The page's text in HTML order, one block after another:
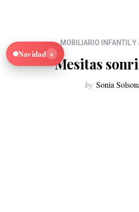
MOBILIARIO INFANTIL
Mesitas
by Sonia
Navidad ×